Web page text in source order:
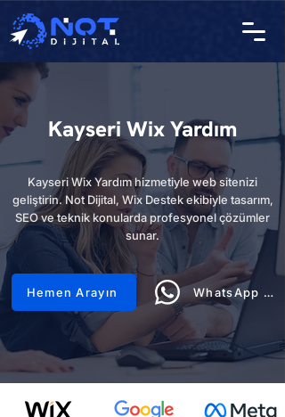
Kayseri Wix Yardım
Kayseri Wix Yardım hizmetiyle web sitenizi
geliştirin. Not Dijital, Wix Destek ekibiyle tasarım,
SEO ve teknik konularda profesyonel çözümler
sunar.
Hemen Arayın WhatsApp Hattı